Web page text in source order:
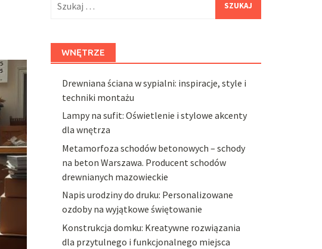
WNĘTRZE
Drewniana ściana w sypialni: inspiracje, style i
techniki montażu
Lampy na sufit: Oświetlenie i stylowe akcenty
dla wnętrza
Metamorfoza schodów betonowych – schody
na beton Warszawa. Producent schodów
drewnianych mazowieckie
Napis urodziny do druku: Personalizowane
ozdoby na wyjątkowe świętowanie
Konstrukcja domku: Kreatywne rozwiązania
dla przytulnego i funkcjonalnego miejsca